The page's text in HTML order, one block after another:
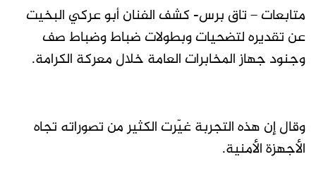
متابعات – تاق برس- كشف الفنان أبو عركي البخيت
عن تقديره لتضحيات وبطولات ضباط وضباط صف
وجنود جهاز المخابرات العامة خلال معركة الكرامة.
وقال إن هذه التجربة غيّرت الكثير من تصوراته تجاه
الأجهزة الأمنية.